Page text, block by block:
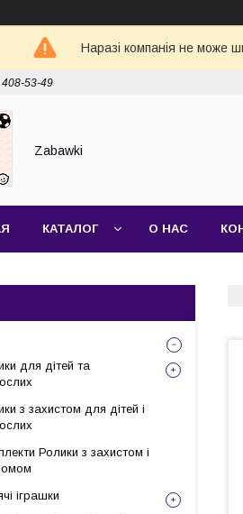
Наразі компанія не може
53-49
Zabawki
КАТАЛОГ О НАС
для дітей та
з захистом для дітей і
Ролики з захистом і
іграшки